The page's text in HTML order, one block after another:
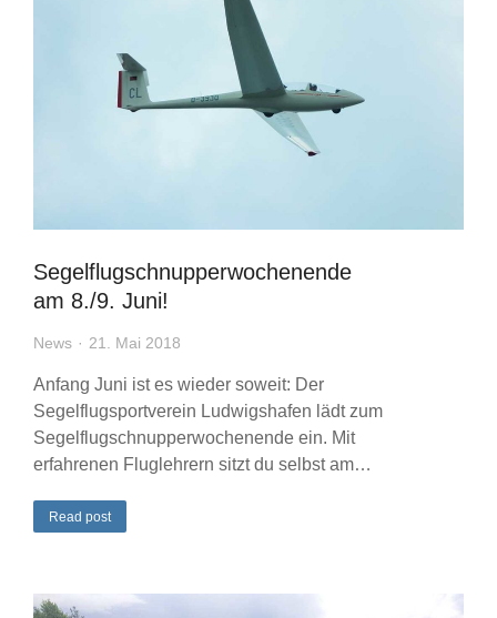
Segelflugschnupperwochenende
am 8./9. Juni!
News 21. Mai 2018
Anfang Juni ist es wieder soweit: Der
Segelflugsportverein Ludwigshafen lädt zum
Segelflugschnupperwochenende ein. Mit
erfahrenen Fluglehrern sitzt du selbst am…
Read post